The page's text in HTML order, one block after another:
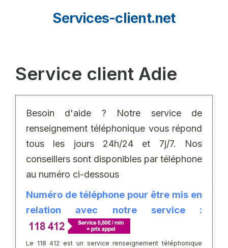
Services-client.net
Service client Adie
Besoin d'aide ? Notre service de
renseignement téléphonique vous répond
tous les jours 24h/24 et 7j/7. Nos
conseillers sont disponibles par téléphone
au numéro ci-dessous
Numéro de téléphone pour être mis en
relation avec notre service :
Le 118 412 est un service renseignement téléphonique